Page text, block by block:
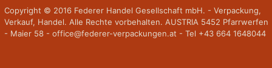
Copyright © 2016 Federer Handel Gesellschaft mbH. - Verpackung,
Verkauf, Handel. Alle Rechte vorbehalten. AUSTRIA 5452 Pfarrwerfen
- Maier 58 - office@federer-verpackungen.at - Tel +43 664 1648044